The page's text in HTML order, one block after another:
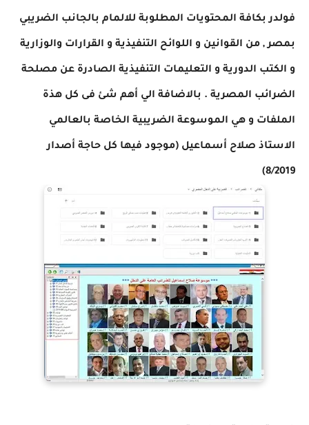
فولدر بكافة المحتويات المطلوبة للالمام بالجانب الضريبي
بمصر , من القوانين و اللوائح التنفيذية و القرارات والوزارية
و الكتب الدورية و التعليمات التنفيذية الصادرة عن مصلحة
الضرائب المصرية . بالاضافة الي أهم شئ فى كل هذة
الملفات و هي الموسوعة الضريبية الخاصة بالعالمي
الاستاذ صلاح أسماعيل (موجود فيها كل حاجة أصدار
8/2019)